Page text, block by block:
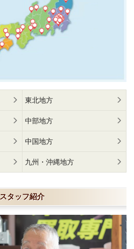
東北地方
中部地方
中国地方
九州・沖縄地方
スタッフ紹介